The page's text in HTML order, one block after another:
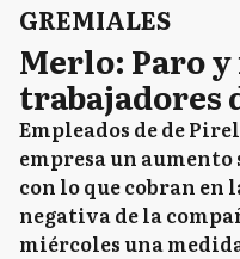
GREMIALES
Merlo: Paro
trabajadores
Empleados de de
empresa un
con lo que cobran en
negativa de la
miércoles una